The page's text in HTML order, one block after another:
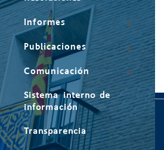
Informes
Publicaciones
Comunicación
Sistema interno de
información
Transparencia